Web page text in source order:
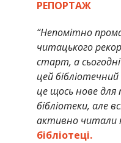
РЕПОРТАЖ
“Непомітно
читацького
старт, а
цей
це щось нове для
бібліотеки, але
активно читали
бібліотеці.